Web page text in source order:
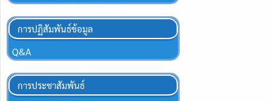
การปฏิสัมพันธ์ข้อมูล
Q&A
การประชาสัมพันธ์